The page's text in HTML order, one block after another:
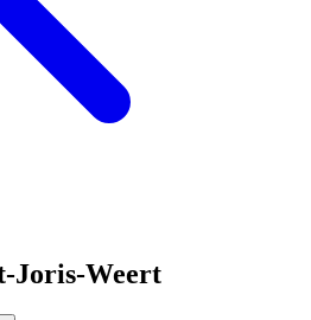
Joris-Weert